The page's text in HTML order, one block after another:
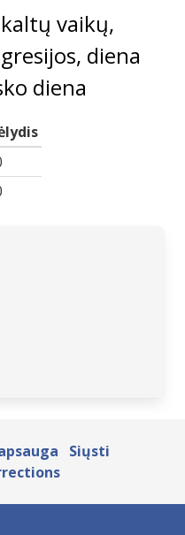
vaikų,
diena
diena
Siųsti